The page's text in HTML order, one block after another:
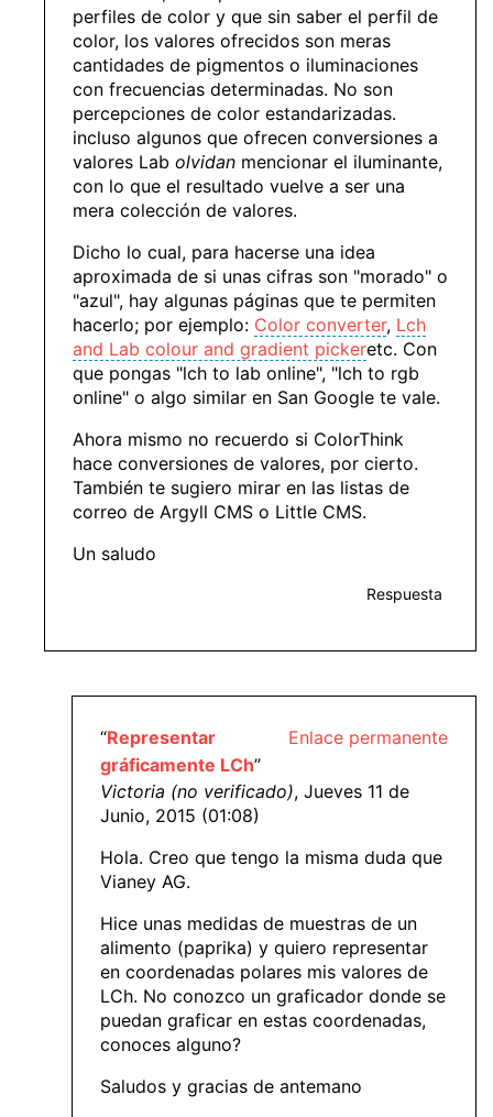
perfiles de color y que sin saber el perfil de
color, los valores ofrecidos son meras
cantidades de pigmentos o iluminaciones
con frecuencias determinadas. No son
percepciones de color estandarizadas.
incluso algunos que ofrecen conversiones a
valores Lab olvidan mencionar el iluminante,
con lo que el resultado vuelve a ser una
mera colección de valores.
Dicho lo cual, para hacerse una idea
aproximada de si unas cifras son "morado" o
"azul", hay algunas páginas que te permiten
hacerlo; por ejemplo: Color converter, Lch
and Lab colour and gradient pickeretc. Con
que pongas "lch to lab online", "lch to rgb
online" o algo similar en San Google te vale.
Ahora mismo no recuerdo si ColorThink
hace conversiones de valores, por cierto.
También te sugiero mirar en las listas de
correo de Argyll CMS o Little CMS.
Un saludo
Respuesta
Enlace permanente
“Representar
gráficamente LCh”
Victoria (no verificado), Jueves 11 de
Junio, 2015 (01:08)
Hola. Creo que tengo la misma duda que
Vianey AG.
Hice unas medidas de muestras de un
alimento (paprika) y quiero representar
en coordenadas polares mis valores de
LCh. No conozco un graficador donde se
puedan graficar en estas coordenadas,
conoces alguno?
Saludos y gracias de antemano